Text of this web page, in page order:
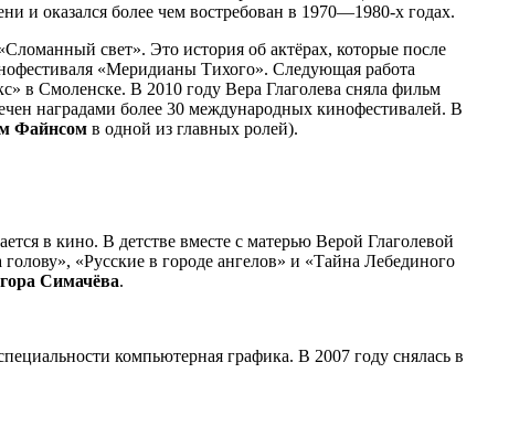
и оказался более чем востребован в 1970—1980-х годах.
свет». Это история об актёрах, которые после
«Меридианы Тихого». Следующая работа
в Смоленске. В 2010 году Вера Глаголева сняла фильм
наградами более 30 международных кинофестивалей. В
Файнсом в одной из главных ролей).
в кино. В детстве вместе с матерью Верой Глаголевой
«Русские в городе ангелов» и «Тайна Лебединого
Симачёва.
компьютерная графика. В 2007 году снялась в